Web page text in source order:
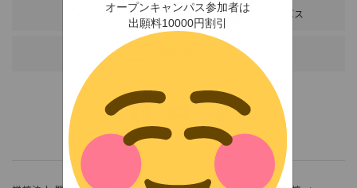
オープンキャンパス参加者は
出願料10000円割引
アクセス スクールバス